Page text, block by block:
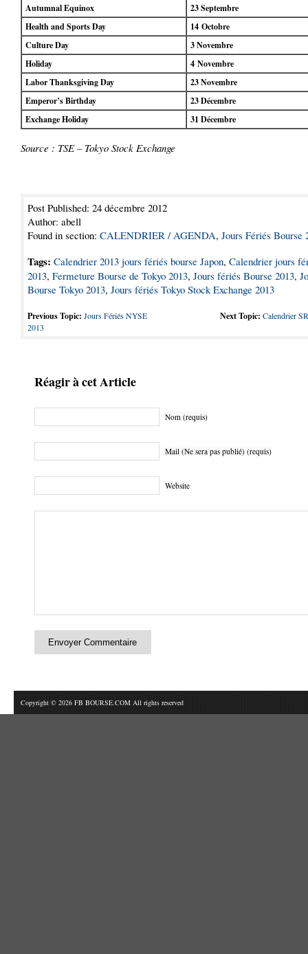
Autumnal Equinox
23 Septembre
Health and Sports Day
14 Octobre
Culture Day
3 Novembre
Holiday
4 Novembre
Labor Thanksgiving Day
23 Novembre
Emperor’s Birthday
23 Décembre
Exchange Holiday
31 Décembre
Source : TSE – Tokyo Stock Exchange
Post Published: 24 décembre 2012
Author: abell
Found in section: CALENDRIER / AGENDA, Jours Fériés Bourse
Tags: Calendrier 2013 jours fériés bourse Japon, Calendrier jours
2013, Fermeture Bourse de Tokyo 2013, Jours fériés Bourse 2013,
Bourse Tokyo 2013, Jours fériés Tokyo Stock Exchange 2013
Previous Topic: Jours Fériés NYSE
2013
Next Topic: Calendrier
Réagir à cet Article
Nom (requis)
Mail (Ne sera pas publié) (requis)
Website
Copyright © 2026 FB BOURSE.COM All rights reserved